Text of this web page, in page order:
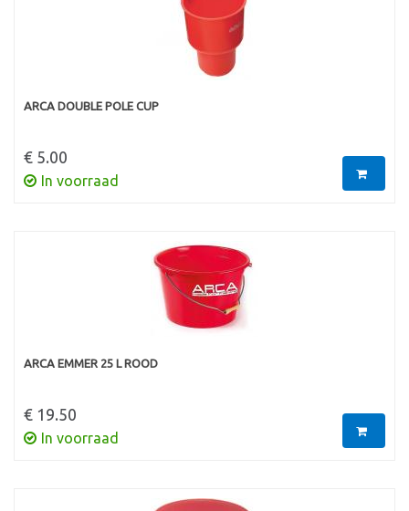
ARCA DOUBLE POLE CUP
€ 5.00
In voorraad
ARCA EMMER 25 L ROOD
€ 19.50
In voorraad